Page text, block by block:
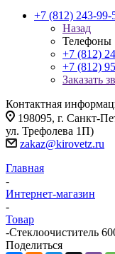
+7 (812) 243-99-
Назад
Телефоны
+7 (812)
+7 (812)
Заказать
Контактная
198095, г. Санкт-
ул. Трефолева 1П)
zakaz@kirovetz.ru
Главная
-
Интернет-магазин
-
Товар
-Стеклоочиститель
Поделиться